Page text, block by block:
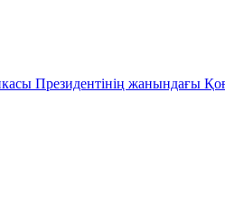
Президентінің жанындағы